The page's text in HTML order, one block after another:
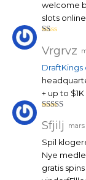
welcome
slots
ot
e
su
r
5
Vrgrvz
DraftKings
+ up to
sur 5
Sfjilj mars
Spil
Nye
gratis